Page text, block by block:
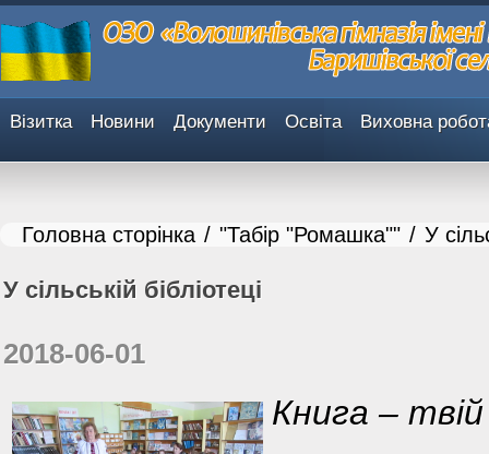
Візитка Новини Документи Освіта Виховна
Головна сторінка / "Табір "Ромашка"" / У
У сільській бібліотеці
2018-06-01
Книга –